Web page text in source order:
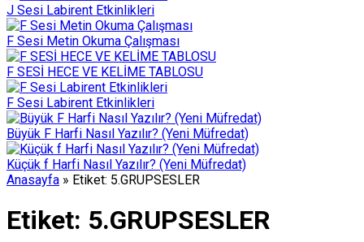
J Sesi Labirent Etkinlikleri
F Sesi Metin Okuma Çalışması
F SESİ HECE VE KELİME TABLOSU
F Sesi Labirent Etkinlikleri
Büyük F Harfi Nasıl Yazılır? (Yeni Müfredat)
Küçük f Harfi Nasıl Yazılır? (Yeni Müfredat)
Anasayfa » Etiket: 5.GRUPSESLER
Etiket: 5.GRUPSESLER